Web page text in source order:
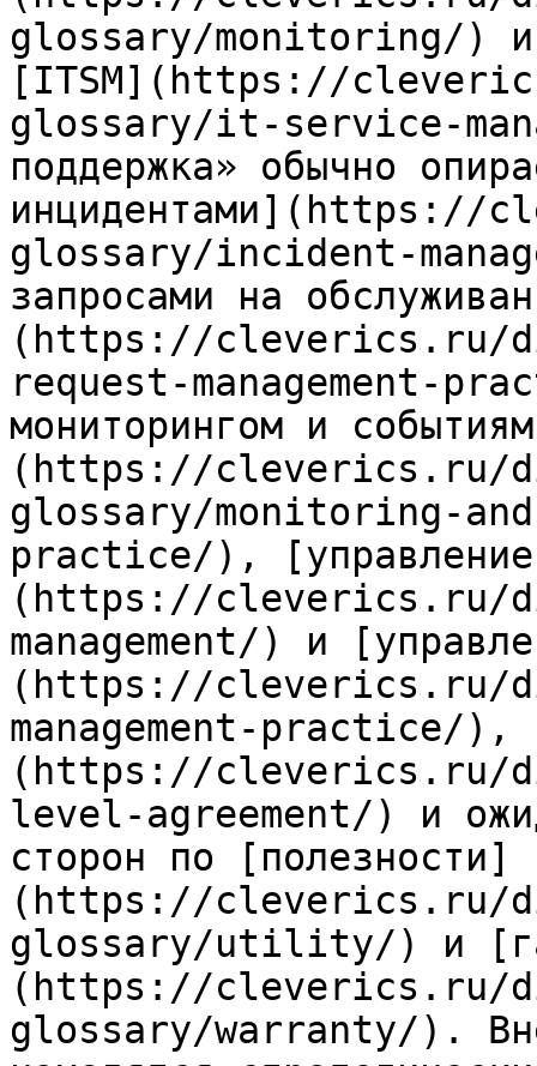
glossary/monitoring/) и
[ITSM](https://
glossary/it-service-
поддержка» обычно
glossary/incident-
запросами на
(https://cleverics.ru/
request-management-
мониторингом и
(https://cleverics.ru/
glossary/monitoring-
practice/), [управление
(https://cleverics.ru/
management/) и
(https://cleverics.ru/
management-practice/),
(https://cleverics.ru/
level-agreement/) и
сторон по [полезности]
(https://cleverics.ru/
glossary/utility/) и
(https://cleverics.ru/
glossary/warranty/).